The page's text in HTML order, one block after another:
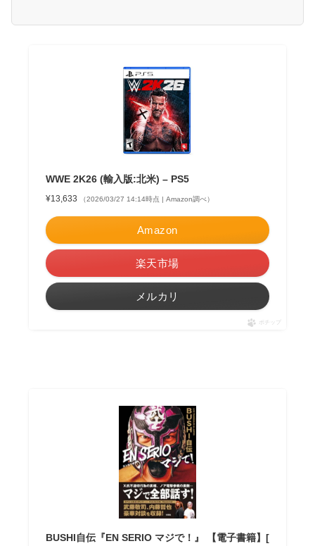
WWE 2K26 (輸入版:北米) – PS5
¥13,633 （2026/03/27 14:14時点 | Amazon調べ）
Amazon
楽天市場
メルカリ
ポチップ
BUSHI自伝『EN SERIO マジで！』 【電子書籍】[